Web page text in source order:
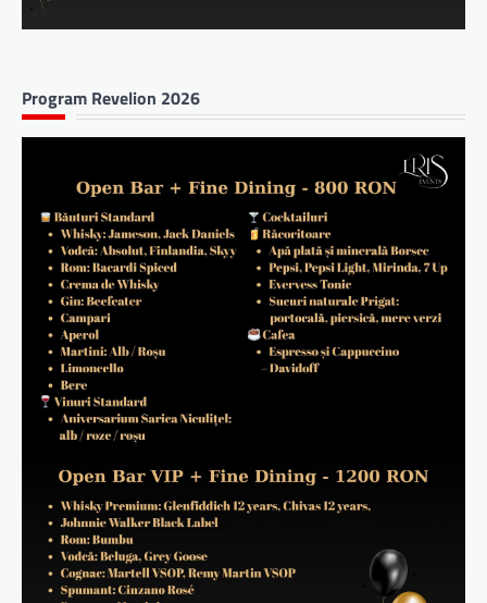
Program Revelion 2026